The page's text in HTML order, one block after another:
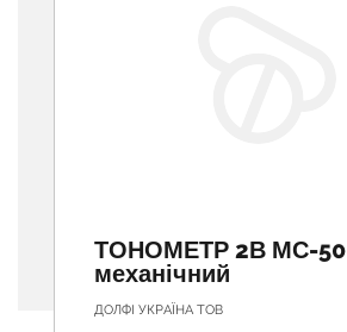
ТОНОМЕТР 2В МС-50
механічний
ДОЛФІ УКРАЇНА ТОВ